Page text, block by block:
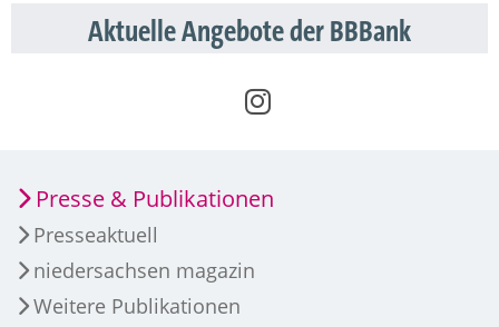
Aktuelle Angebote der BBBank
Presse & Publikationen
Presseaktuell
niedersachsen magazin
Weitere Publikationen